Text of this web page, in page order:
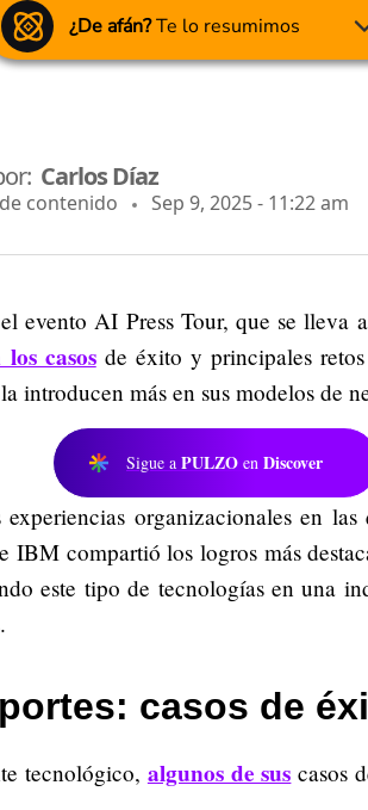
¿De afán?Te lo resumimos
Carlos Díaz
contenido Sep 9, 2025 - 11:22 am
evento AI Press Tour, que se lleva
casosde éxito y principales
introducen más en sus modelos de
Sigue a PULZO en Discover
experiencias organizacionales en
IBM compartió los logros más
este tipo de tecnologías en una
casos de
tecnológico, algunos de sus casos